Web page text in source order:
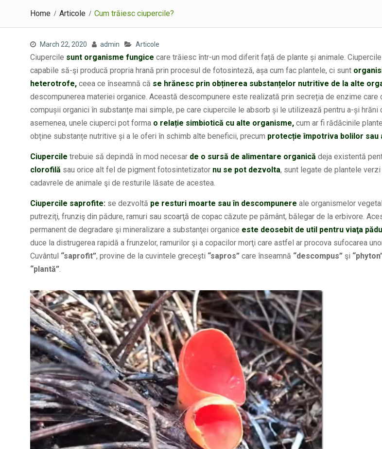
Home Articole Cum trăiesc ciupercile?
March 22, 2020 admin Articole
Ciupercile sunt organisme fungice care trăiesc într-un mod diferit față de plante și animale.
capabile să-şi producă propria hrană prin procesul de fotosinteză, așa cum fac plantele, ci sunt
heterotrofe, ceea ce înseamnă că se hrănesc prin obținerea substanțelor nutritive de la alte
descompunerea materiei organice. Această descompunere este realizată prin secreția de enzime care
compușii organici în substanțe mai simple, pe care ciupercile le absorb și le utilizează pentru a-și hrăni
asemenea, unele ciuperci pot forma o relație simbiotică cu alte organisme, cum ar fi rădăcinile
obține substanțe nutritive și a le oferi în schimb alte beneficii, precum protecție împotriva bolilor sau
Ciupercile trebuie să depindă în mod necesar de o sursă de alimentare organică deja existentă
clorofilă sau orice alt fel de pigment fotosintetizator nu se pot dezvolta, sunt legate de plantele verzi
cadavrele de animale şi de resturile lăsate de acestea.
Ciupercile saprofite: se dezvoltă pe resturi moarte sau în descompunere ale organismelor
putreziţi, frunziş din pădure, ramuri sau scoarţă de copac căzute pe pământ, bălegar de la erbivore.
permanent de degradare şi mineralizare a substanţei organice este deosebit de util pentru viaţa
duce la distrugerea rapidă a frunzelor, ramurilor şi a copacilor morţi care astfel ar procova sufocarea
Cuvântul “saprofit”, provine de la cuvintele greceşti “sapros” care înseamnă “descompus” şi
“plantă”.